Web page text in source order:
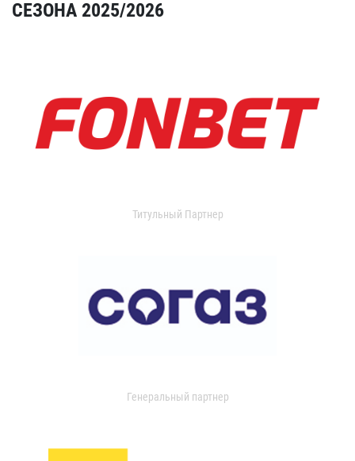
СЕЗОНА 2025/2026
Титульный Партнер
Генеральный партнер